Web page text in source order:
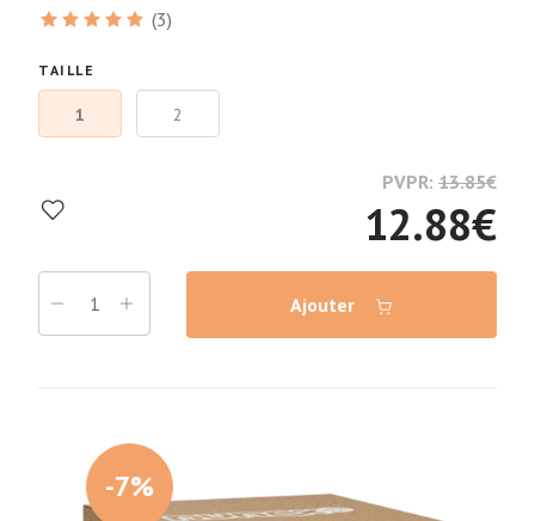
(3)
TAILLE
1 2
PVPR: 13.85€
12.88€
Ajouter
-7%